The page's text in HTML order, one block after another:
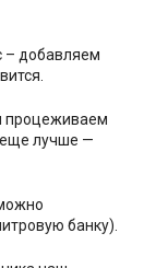
– добавляем
процеживаем
еще лучше —
банку).